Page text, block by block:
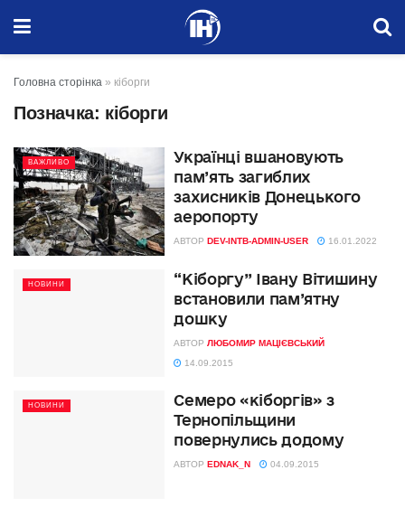
Головна сторінка » кіборги
Позначка: кіборги
ВАЖЛИВО
Українці вшановують
пам’ять загиблих
захисників Донецького
аеропорту
АВТОР DEV-INTB-ADMIN-USER 16.01.2022
НОВИНИ
“Кіборгу” Івану Вітишину
встановили пам’ятну
дошку
АВТОР ЛЮБОМИР МАЦІЄВСЬКИЙ
14.09.2015
НОВИНИ
Семеро «кіборгів» з
Тернопільщини
повернулись додому
АВТОР EDNAK_N 04.09.2015